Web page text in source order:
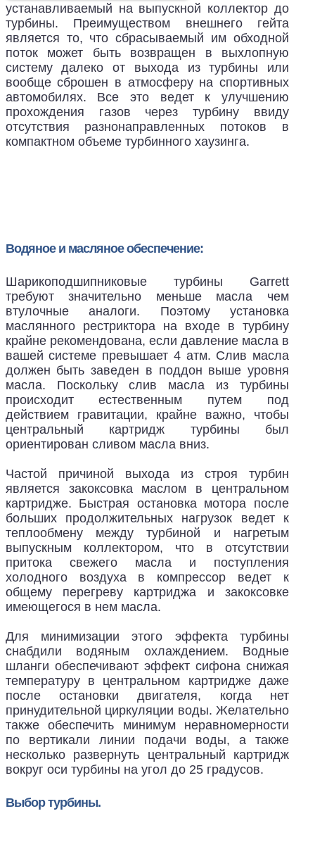
устанавливаемый на выпускной коллектор до
турбины. Преимуществом внешнего гейта
является то, что сбрасываемый им обходной
поток может быть возвращен в выхлопную
систему далеко от выхода из турбины или
вообще сброшен в атмосферу на спортивных
автомобилях. Все это ведет к улучшению
прохождения газов через турбину ввиду
отсутствия разнонаправленных потоков в
компактном объеме турбинного хаузинга.
Водяное и масляное обеспечение:
Шарикоподшипниковые турбины Garrett
требуют значительно меньше масла чем
втулочные аналоги. Поэтому установка
маслянного рестриктора на входе в турбину
крайне рекомендована, если давление масла в
вашей системе превышает 4 атм. Слив масла
должен быть заведен в поддон выше уровня
масла. Поскольку слив масла из турбины
происходит естественным путем под
действием гравитации, крайне важно, чтобы
центральный картридж турбины был
ориентирован сливом масла вниз.
Частой причиной выхода из строя турбин
является закоксовка маслом в центральном
картридже. Быстрая остановка мотора после
больших продолжительных нагрузок ведет к
теплообмену между турбиной и нагретым
выпускным коллектором, что в отсутствии
притока свежего масла и поступления
холодного воздуха в компрессор ведет к
общему перегреву картриджа и закоксовке
имеющегося в нем масла.
Для минимизации этого эффекта турбины
снабдили водяным охлаждением. Водные
шланги обеспечивают эффект сифона снижая
температуру в центральном картридже даже
после остановки двигателя, когда нет
принудительной циркуляции воды. Желательно
также обеспечить минимум неравномерности
по вертикали линии подачи воды, а также
несколько развернуть центральный картридж
вокруг оси турбины на угол до 25 градусов.
Выбор турбины.